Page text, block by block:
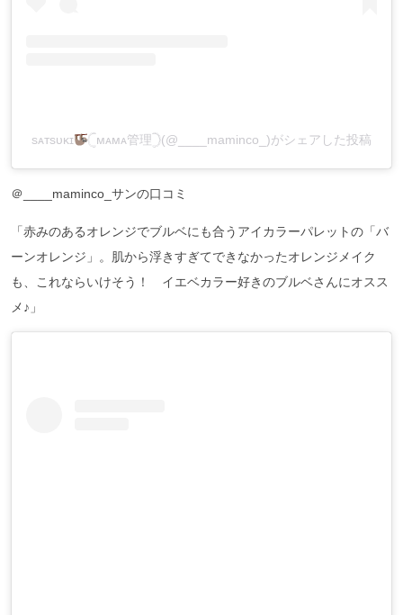
sᴀᴛsᴜᴋɪ 𓊆ᴍᴀᴍᴀ管理𓊇(@____maminco_)がシェアした投稿
＠____maminco_サンの口コミ
「赤みのあるオレンジでブルベにも合うアイカラーパレットの「バ
ーンオレンジ」。肌から浮きすぎてできなかったオレンジメイク
も、これならいけそう！ イエベカラー好きのブルベさんにオスス
メ♪」